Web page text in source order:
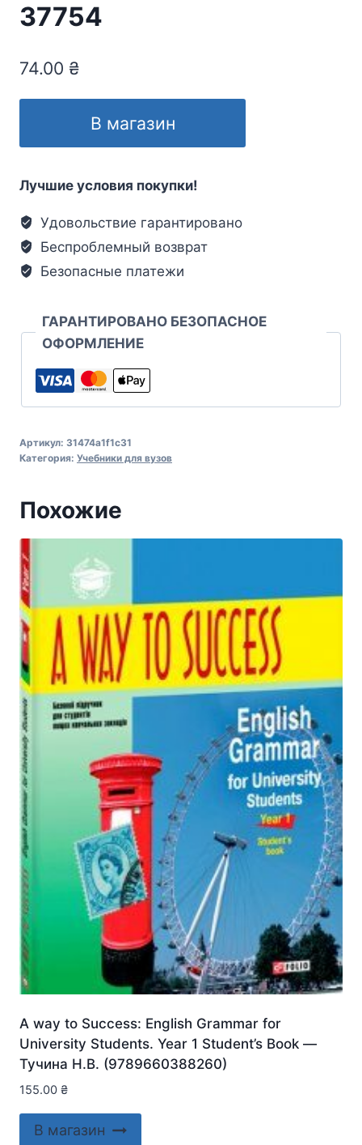
37754
74.00 ₴
В магазин
Лучшие условия покупки!
Удовольствие гарантировано
Беспроблемный возврат
Безопасные платежи
ГАРАНТИРОВАНО БЕЗОПАСНОЕ
ОФОРМЛЕНИЕ
Артикул: 31474a1f1c31
Категория: Учебники для вузов
Похожие
A way to Success: English Grammar for
University Students. Year 1 Student’s Book —
Тучина Н.В. (9789660388260)
155.00 ₴
В магазин